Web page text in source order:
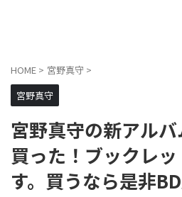
HOME > 宮野真守 >
宮野真守
宮野真守の新アル
買った！ブックレ
す。買うなら是非